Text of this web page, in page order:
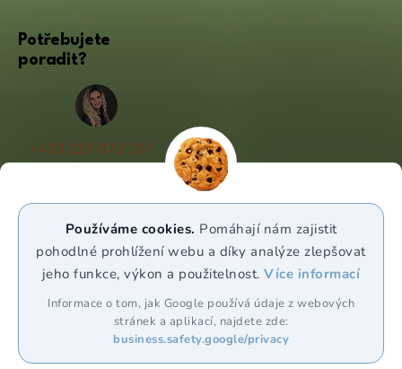
Používáme cookies. Pomáhají nám zajistit
pohodlné prohlížení webu a díky analýze zlepšovat
jeho funkce, výkon a použitelnost.Více informací
Informace o tom, jak Google používá údaje z webových
stránek a aplikací, najdete zde:
business.safety.google/privacy
Potřebujete
poradit?
+420 227 072 207
(Po - Pá 9:00 - 17:00)
WhatsApp